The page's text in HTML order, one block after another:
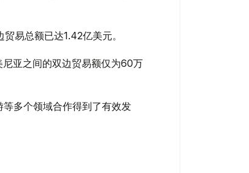
易总额已达1.42亿美元。
亚之间的双边贸易额仅为60万
多个领域合作得到了有效发